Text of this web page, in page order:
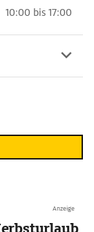
10:00 bis 17:00
Anzeige